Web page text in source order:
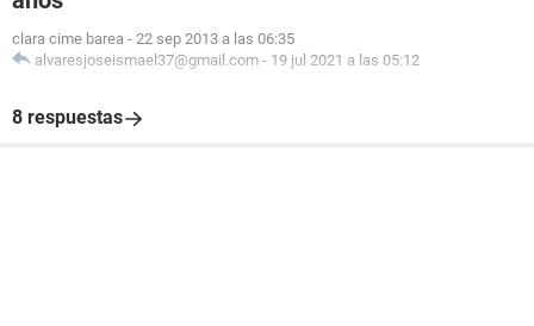
clara cime barea - 22 sep 2013 a las 06:35
alvaresjoseismael37@gmail.com - 19 jul 2021 a las 05:12
8 respuestas